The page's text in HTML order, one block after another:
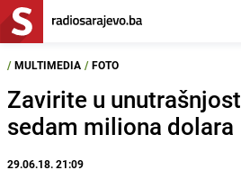
/ MULTIMEDIA / FOTO
Zavirite u
sedam miliona dolara
29.06.18. 21:09